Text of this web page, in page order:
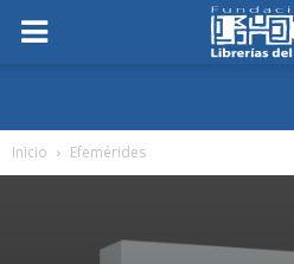
Inicio Efemérides